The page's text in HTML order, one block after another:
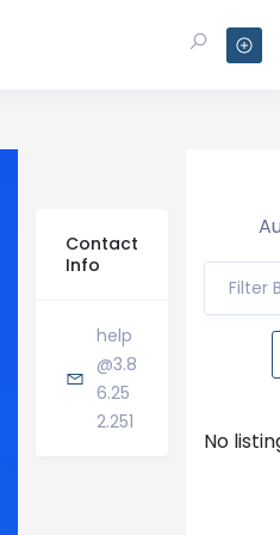
Contact
Info
help
@3.8
6.25
2.251
Filter
No